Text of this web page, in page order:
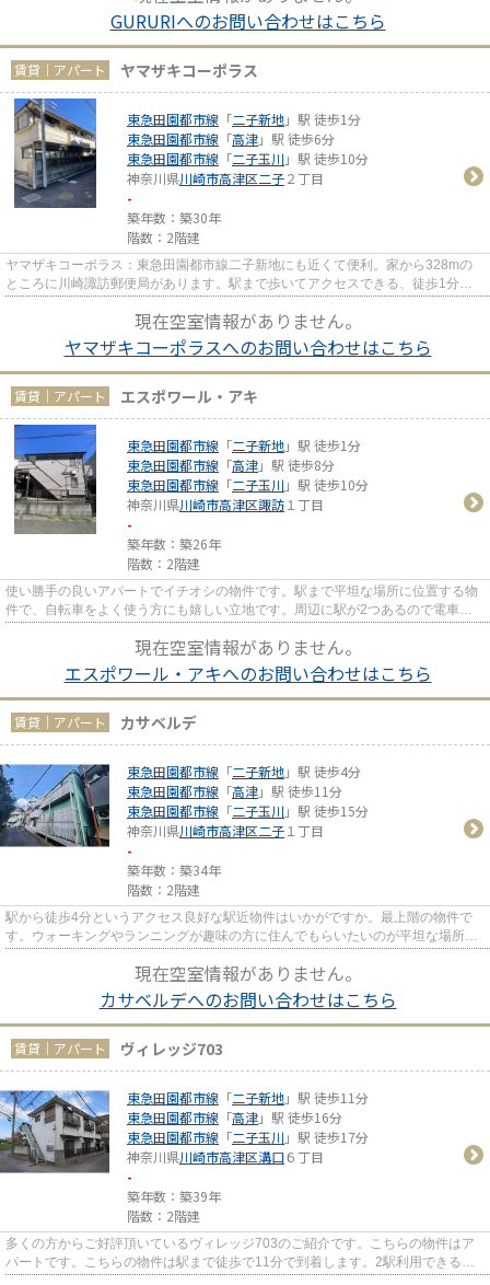
GURURIへのお問い合わせはこちら
賃貸｜アパート ヤマザキコーポラス
東急田園都市線 「二子新地」駅 徒歩1分
東急田園都市線 「高津」駅 徒歩6分
東急田園都市線 「二子玉川 」駅 徒歩10分
神奈川県川崎市高津区二子２丁目
-
築年数：築30年
階数：2階建
ヤマザキコーポラス：東急田園都市線二子新地にも近くて便利。家から328mの
ところに川崎諏訪郵便局があります。駅まで歩いてアクセスできる、徒歩1分の
現在空室情報がありません。
ヤマザキコーポラスへのお問い合わせはこちら
賃貸｜アパート エスポワール・アキ
東急田園都市線 「二子新地」駅 徒歩1分
東急田園都市線 「高津」駅 徒歩8分
東急田園都市線 「二子玉川 」駅 徒歩10分
神奈川県川崎市高津区諏訪１丁目
-
築年数：築26年
階数：2階建
使い勝手の良いアパートでイチオシの物件です。駅まで平坦な場所に位置する物
件で、自転車をよく使う方にも嬉しい立地です。周辺に駅が2つあるので電車で
現在空室情報がありません。
エスポワール・アキへのお問い合わせはこちら
賃貸｜アパート カサベルデ
東急田園都市線 「二子新地」駅 徒歩4分
東急田園都市線 「高津」駅 徒歩11分
東急田園都市線 「二子玉川 」駅 徒歩15分
神奈川県川崎市高津区二子１丁目
-
築年数：築34年
階数：2階建
駅から徒歩4分というアクセス良好な駅近物件はいかがですか。最上階の物件で
す。ウォーキングやランニングが趣味の方に住んでもらいたいのが平坦な場所に
現在空室情報がありません。
カサベルデへのお問い合わせはこちら
賃貸｜アパート ヴィレッジ703
東急田園都市線 「二子新地」駅 徒歩11分
東急田園都市線 「高津」駅 徒歩16分
東急田園都市線 「二子玉川 」駅 徒歩17分
神奈川県川崎市高津区溝口６丁目
-
築年数：築39年
階数：2階建
多くの方からご好評頂いているヴィレッジ703のご紹介です。こちらの物件はア
パートです。こちらの物件は駅まで徒歩で11分で到着します。2駅利用できる立